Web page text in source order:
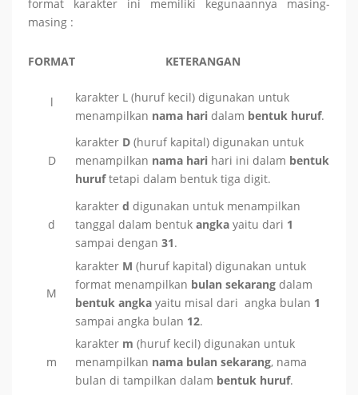
format karakter ini memiliki kegunaannya masing-
masing :
FORMAT KETERANGAN
l
karakter L (huruf kecil) digunakan untuk
menampilkan nama hari dalam bentuk huruf.
D
karakter D (huruf kapital) digunakan untuk
menampilkan nama hari hari ini dalam bentuk
huruftetapi dalam bentuk tiga digit.
d
karakter d digunakan untuk menampilkan
tanggal dalam bentuk angka yaitu dari 1
sampai dengan 31.
M
karakter M (huruf kapital) digunakan untuk
format menampilkan bulan sekarang dalam
bentuk angka yaitu misal dari angka bulan 1
sampai angka bulan 12.
m
karakter m (huruf kecil) digunakan untuk
menampilkan nama bulan sekarang, nama
bulan di tampilkan dalam bentuk huruf.